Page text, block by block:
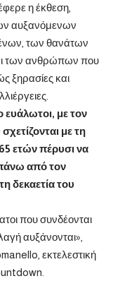
η έκθεση,
αυξανόμενων
των θανάτων
των ανθρώπων που
ξηρασίες και
ευάλωτοι, με τον
με τη
ετών πέρυσι να
από τον
δεκαετία του
που συνδέονται
αυξάνονται»,
εκτελεστική